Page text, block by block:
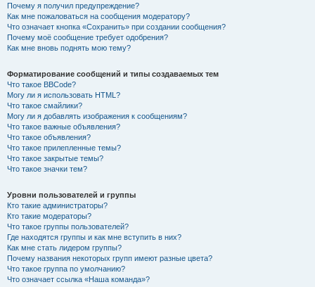
Почему я получил предупреждение?
Как мне пожаловаться на сообщения модератору?
Что означает кнопка «Сохранить» при создании сообщения?
Почему моё сообщение требует одобрения?
Как мне вновь поднять мою тему?
Форматирование сообщений и типы создаваемых тем
Что такое BBCode?
Могу ли я использовать HTML?
Что такое смайлики?
Могу ли я добавлять изображения к сообщениям?
Что такое важные объявления?
Что такое объявления?
Что такое прилепленные темы?
Что такое закрытые темы?
Что такое значки тем?
Уровни пользователей и группы
Кто такие администраторы?
Кто такие модераторы?
Что такое группы пользователей?
Где находятся группы и как мне вступить в них?
Как мне стать лидером группы?
Почему названия некоторых групп имеют разные цвета?
Что такое группа по умолчанию?
Что означает ссылка «Наша команда»?